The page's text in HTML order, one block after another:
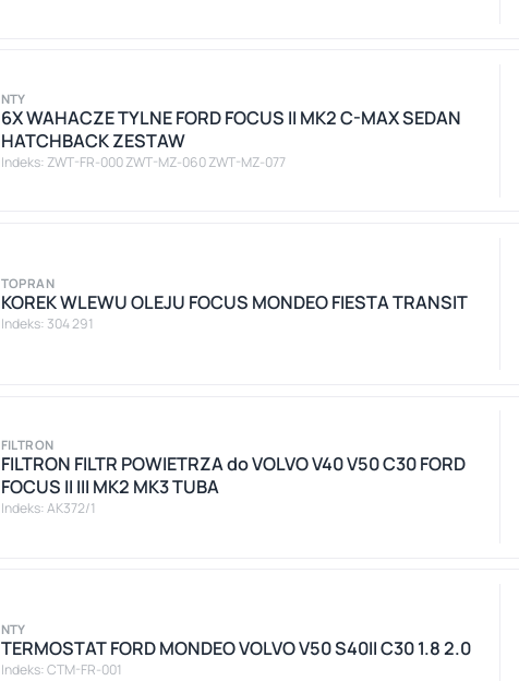
NTY
6X WAHACZE TYLNE FORD FOCUS II MK2 C-MAX SEDAN
HATCHBACK ZESTAW
Indeks: ZWT-FR-000 ZWT-MZ-060 ZWT-MZ-077
TOPRAN
KOREK WLEWU OLEJU FOCUS MONDEO FIESTA TRANSIT
Indeks: 304 291
FILTRON
FILTRON FILTR POWIETRZA do VOLVO V40 V50 C30 FORD
FOCUS II III MK2 MK3 TUBA
Indeks: AK372/1
NTY
TERMOSTAT FORD MONDEO VOLVO V50 S40II C30 1.8 2.0
Indeks: CTM-FR-001